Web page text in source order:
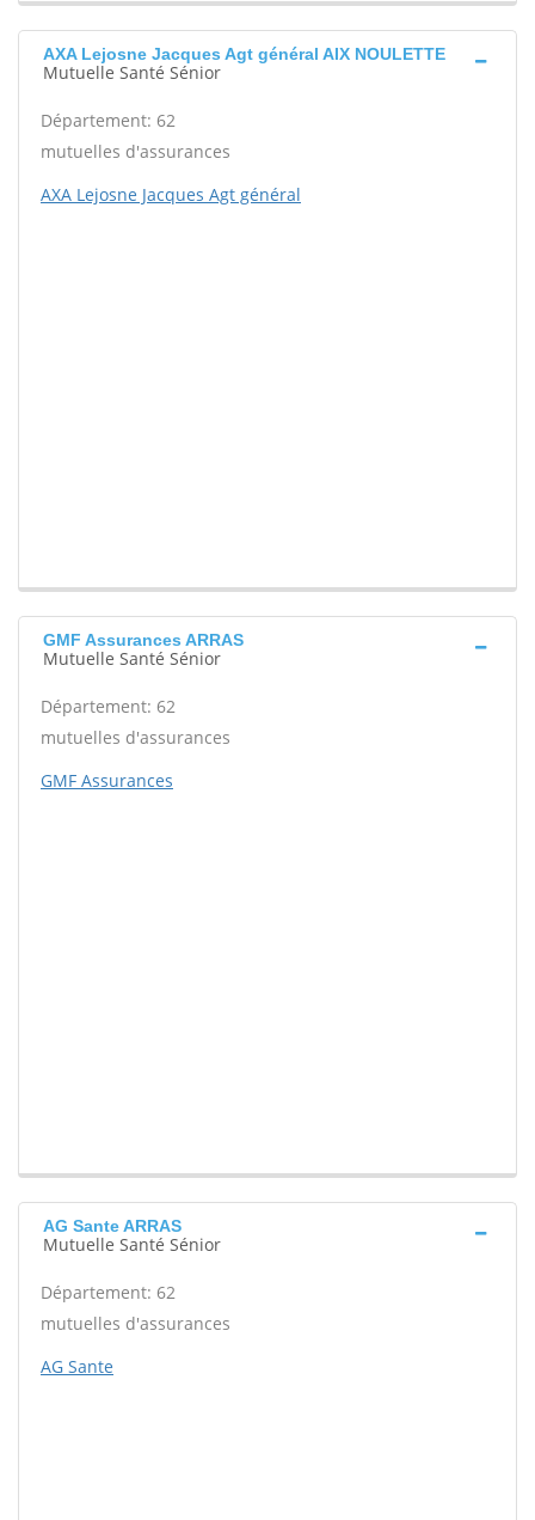
AXA Lejosne Jacques Agt général AIX NOULETTE
Mutuelle Santé Sénior
Département: 62
mutuelles d'assurances
AXA Lejosne Jacques Agt général
GMF Assurances ARRAS
Mutuelle Santé Sénior
Département: 62
mutuelles d'assurances
GMF Assurances
AG Sante ARRAS
Mutuelle Santé Sénior
Département: 62
mutuelles d'assurances
AG Sante